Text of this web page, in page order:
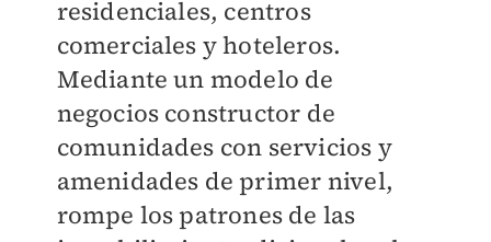
residenciales, centros
comerciales y hoteleros.
Mediante un modelo de
negocios constructor de
comunidades con servicios y
amenidades de primer nivel,
rompe los patrones de las